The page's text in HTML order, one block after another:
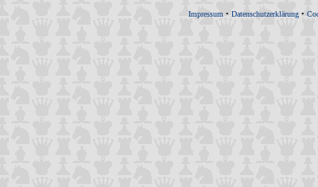
Impressum • Datenschutzerklärung •